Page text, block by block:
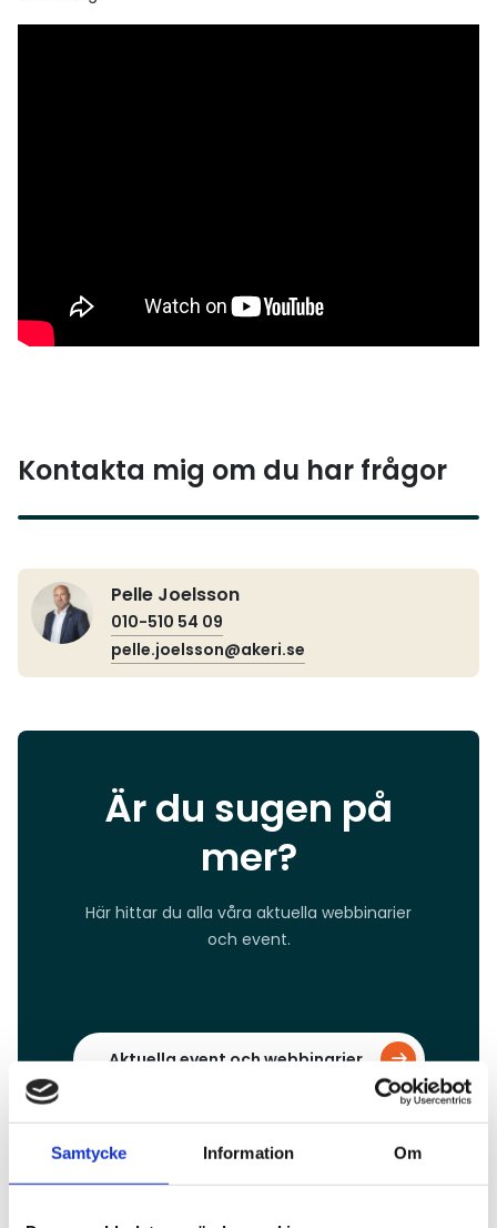
Samtycke Information Om
Kontakta mig om du har frågor
Pelle Joelsson
010-510 54 09
pelle.joelsson@akeri.se
Är du sugen på
mer?
Här hittar du alla våra aktuella webbinarier
och event.
Aktuella event och webbinarier